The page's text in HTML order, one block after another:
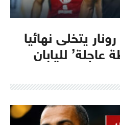
يتخلى نهائيا